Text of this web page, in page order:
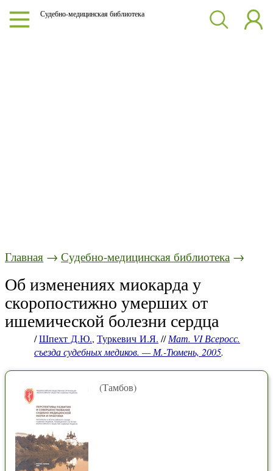
Судебно-медицинская библиотека
Главная → Судебно-медицинская библиотека →
Об изменениях миокарда у
скоропостижно умерших от
ишемической болезни сердца
/Шпехт Д.Ю., Туркевич И.Я. //Мат. VI Всеросс.
съезда судебных медиков. — М.-Тюмень, 2005.
(Тамбов)